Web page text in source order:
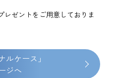
レゼントをご用意しておりま
ルケース」
ジへ